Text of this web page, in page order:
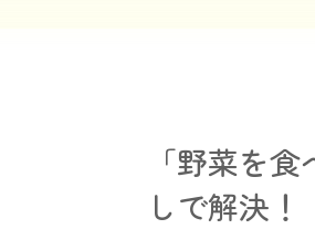
「野菜を
しで解決！